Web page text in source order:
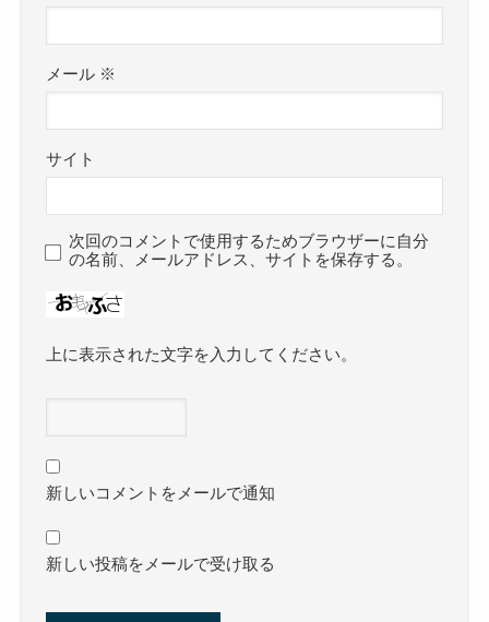
メール ※
サイト
次回のコメントで使用するためブラウザーに自分
の名前、メールアドレス、サイトを保存する。
上に表示された文字を入力してください。
新しいコメントをメールで通知
新しい投稿をメールで受け取る